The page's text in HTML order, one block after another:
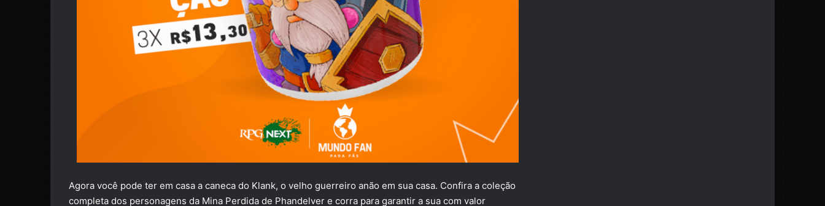
Agora você pode ter em casa a caneca do Klank, o velho guerreiro anão em sua casa. Confira a coleção
completa dos personagens da Mina Perdida de Phandelver e corra para garantir a sua com valor